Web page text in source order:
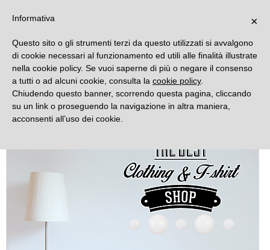
×
Informativa
Questo sito o gli strumenti terzi da questo utilizzati si avvalgono
di cookie necessari al funzionamento ed utili alle finalità illustrate
nella cookie policy. Se vuoi saperne di più o negare il consenso
a tutti o ad alcuni cookie, consulta la cookie policy.
Chiudendo questo banner, scorrendo questa pagina, cliccando
su un link o proseguendo la navigazione in altra maniera,
acconsenti all’uso dei cookie.